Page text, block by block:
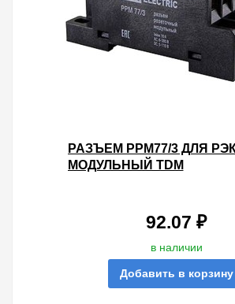
РАЗЪЕМ РРМ77/3 ДЛЯ
МОДУЛЬНЫЙ TDM
92.07 ₽
в наличии
Добавить в корзину